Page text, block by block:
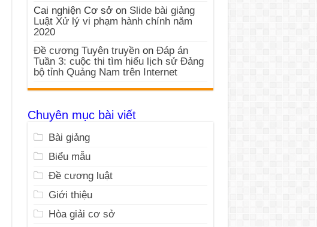
Cai nghiện Cơ sởon Slide bài giảng
Luật Xử lý vi phạm hành chính năm
2020
Đề cương Tuyên truyềnon Đáp án
Tuần 3: cuộc thi tìm hiểu lịch sử Đảng
bộ tỉnh Quảng Nam trên Internet
Chuyên mục bài viết
Bài giảng
Biểu mẫu
Đề cương luật
Giới thiệu
Hòa giải cơ sở